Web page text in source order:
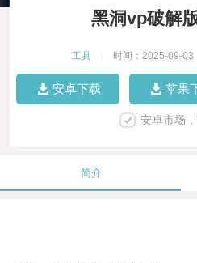
黑洞vp破解
工具 时间：2025-09-03
安卓下载 苹果
安卓市场
简介